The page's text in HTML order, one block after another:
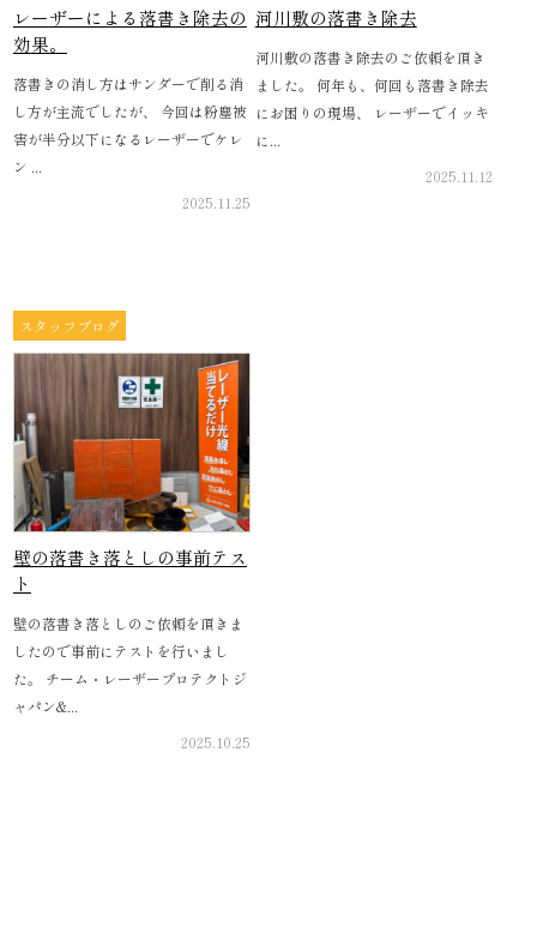
レーザーによる落書き除去の
効果。
落書きの消し方はサンダーで削る消
し方が主流でしたが、 今回は粉塵被
害が半分以下になるレーザーでケレ
ン ...
2025.11.25
河川敷の落書き除去
河川敷の落書き除去のご依頼を頂き
ました。 何年も、何回も落書き除去
にお困りの現場、 レーザーでイッキ
に...
2025.11.12
スタッフブログ
壁の落書き落としの事前テス
ト
壁の落書き落としのご依頼を頂きま
したので事前にテストを行いまし
た。 チーム・レーザープロテクトジ
ャパン&...
2025.10.25